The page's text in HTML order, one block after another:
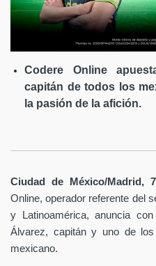
Codere Online
capitán de todos los
la pasión de la afición.
Ciudad de México/Madrid,
Online, operador referente del
y Latinoamérica, anuncia
Álvarez, capitán y uno de
mexicano.